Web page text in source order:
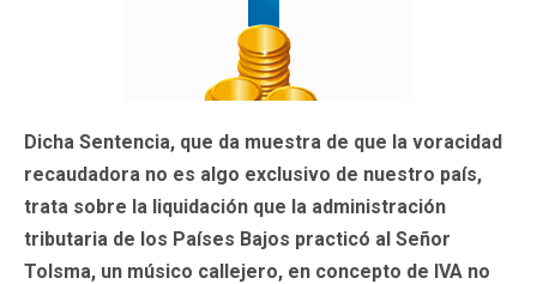
Dicha Sentencia, que da muestra de que la voracidad
recaudadora no es algo exclusivo de nuestro país,
trata sobre la liquidación que la administración
tributaria de los Países Bajos practicó al Señor
Tolsma, un músico callejero, en concepto de IVA no